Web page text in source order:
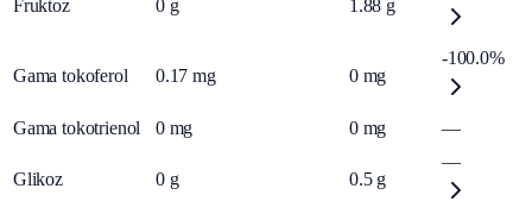
Fruktoz 0 g 1.88 g
Gama tokoferol 0.17 mg 0 mg
-100.0%
Gama tokotrienol 0 mg 0 mg —
Glikoz 0 g 0.5 g
—